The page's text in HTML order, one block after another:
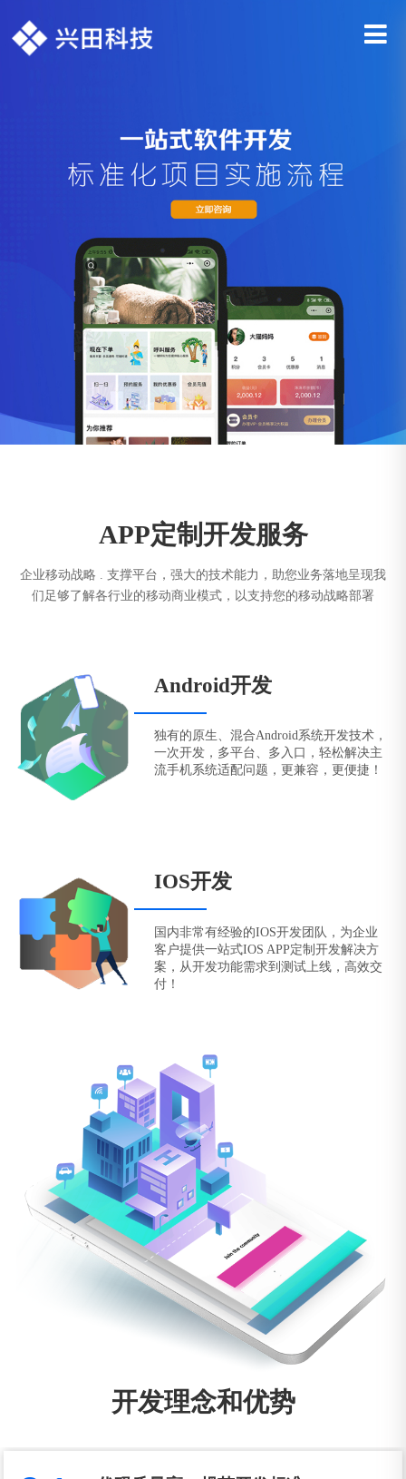
APP定制开发服务
企业移动战略 . 支撑平台，强大的技术能力，助您业务落地呈现我
们足够了解各行业的移动商业模式，以支持您的移动战略部署
Android开发
独有的原生、混合Android系统开发技术，
一次开发，多平台、多入口，轻松解决主
流手机系统适配问题，更兼容，更便捷！
IOS开发
国内非常有经验的IOS开发团队，为企业
客户提供一站式IOS APP定制开发解决方
案，从开发功能需求到测试上线，高效交
付！
开发理念和优势